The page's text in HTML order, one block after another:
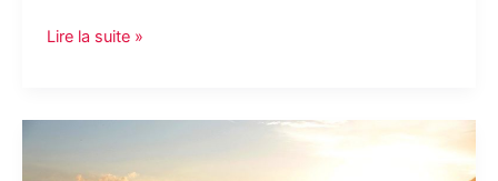
Les
cristal
avoir
Lire la suite »